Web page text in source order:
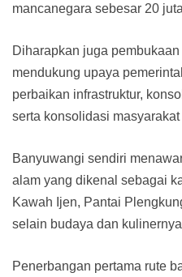
mancanegara sebesar 20
Diharapkan juga
mendukung upaya
perbaikan infrastruktur,
serta konsolidasi
Banyuwangi sendiri
alam yang dikenal sebagai
Kawah Ijen, Pantai
selain budaya dan
Penerbangan pertama rute